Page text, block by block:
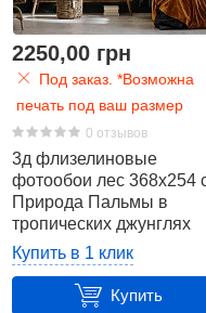
2250,00 грн
Под заказ. *Возможна
печать под ваш размер
0 отзывов
3д флизелиновые
фотообои лес 368x254
Природа Пальмы в
тропических джунглях
(14555V8)+клей
Купить в 1 клик
Купить